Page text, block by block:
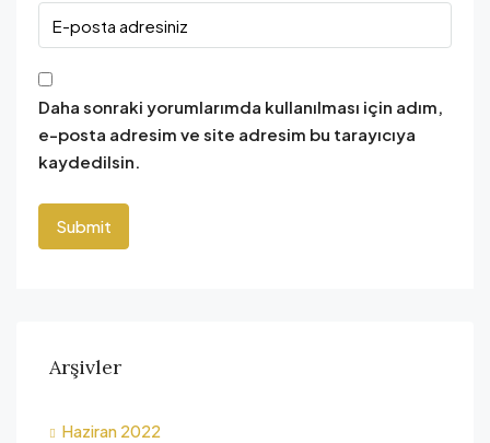
Daha sonraki yorumlarımda kullanılması için adım,
e-posta adresim ve site adresim bu tarayıcıya
kaydedilsin.
Arşivler
Haziran 2022